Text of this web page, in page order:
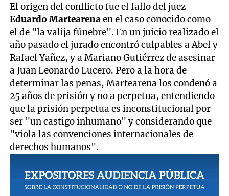
El origen del conflicto fue el fallo del juez
Eduardo Martearenaen el caso conocido como
el de "la valija fúnebre". En un juicio realizado el
año pasado el jurado encontró culpables a Abel y
Rafael Yañez, y a Mariano Gutiérrez de asesinar
a Juan Leonardo Lucero. Pero a la hora de
determinar las penas, Martearena los condenó a
25 años de prisión y no a perpetua, entendiendo
que la prisión perpetua es inconstitucional por
ser "un castigo inhumano" y considerando que
"viola las convenciones internacionales de
derechos humanos".